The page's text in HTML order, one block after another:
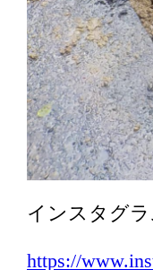
インスタグ
https://